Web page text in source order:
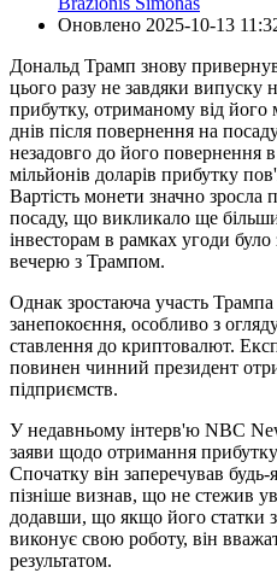
Оновлено 2025-10-13
Дональд Трамп знову
цього разу не завдяки випуску
прибутку, отриманому від
днів після повернення на
незадовго до його повернення
мільйонів доларів прибутку
Вартість монети значно зросла
посаду, що викликало ще
інвесторам в рамках угоди
вечерю з Трампом.
Однак зростаюча участь
занепокоєння, особливо з
ставлення до криптовалют.
повинен чинний президент
підприємств.
У недавньому інтерв'ю NBC
заяви щодо отримання
Спочатку він заперечував
пізніше визнав, що не стежив
додавши, що якщо його статки
виконує свою роботу, він
результатом.